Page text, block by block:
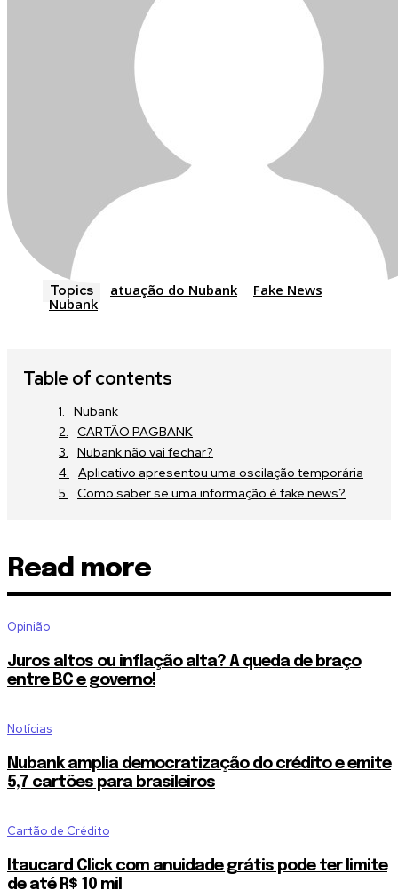
Topics atuação do Nubank
Fake News
Nubank
Table of contents
Nubank
CARTÃO PAGBANK
Nubank não vai fechar?
Aplicativo apresentou uma oscilação temporária
Como saber se uma informação é fake news?
Read more
Opinião
Juros altos ou inflação alta? A queda de braço
entre BC e governo!
Notícias
Nubank amplia democratização do crédito e emite
5,7 cartões para brasileiros
Cartão de Crédito
Itaucard Click com anuidade grátis pode ter limite
de até R$ 10 mil